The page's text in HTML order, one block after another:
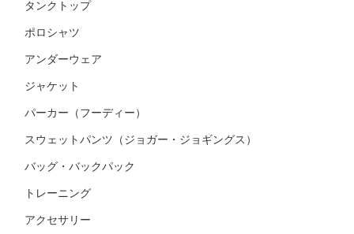
タンクトップ
ポロシャツ
アンダーウェア
ジャケット
パーカー（フーディー）
スウェットパンツ（ジョガー・ジョギングス）
バッグ・バックパック
トレーニング
アクセサリー